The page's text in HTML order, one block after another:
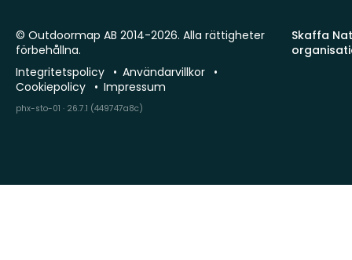
Skaffa
© Outdoormap AB 2014-2026. Alla rättigheter
förbehållna.
Integritetspolicy
Användarvillkor
Cookiepolicy
Impressum
phx-sto-01 · 26.7.1 (449747a8c)